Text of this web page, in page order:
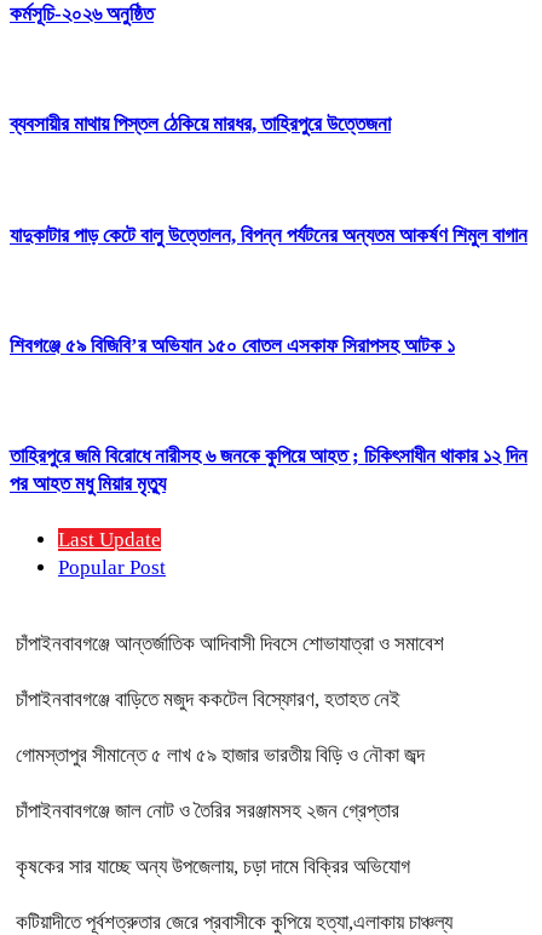
কর্মসূচি-২০২৬ অনুষ্ঠিত
ব্যবসায়ীর মাথায় পিস্তল ঠেকিয়ে মারধর, তাহিরপুরে উত্তেজনা
যাদুকাটার পাড় কেটে বালু উত্তোলন, বিপন্ন পর্যটনের অন্যতম আকর্ষণ শিমুল বাগান
শিবগঞ্জে ৫৯ বিজিবি’র অভিযান ১৫০ বোতল এসকাফ সিরাপসহ আটক ১
তাহিরপুরে জমি বিরোধে নারীসহ ৬ জনকে কুপিয়ে আহত ; চিকিৎসাধীন থাকার ১২ দিন
পর আহত মধু মিয়ার মৃত্যু
Last Update
Popular Post
চাঁপাইনবাবগঞ্জে আন্তর্জাতিক আদিবাসী দিবসে শোভাযাত্রা ও সমাবেশ
চাঁপাইনবাবগঞ্জে বাড়িতে মজুদ ককটেল বিস্ফোরণ, হতাহত নেই
গোমস্তাপুর সীমান্তে ৫ লাখ ৫৯ হাজার ভারতীয় বিড়ি ও নৌকা জব্দ
চাঁপাইনবাবগঞ্জে জাল নোট ও তৈরির সরঞ্জামসহ ২জন গ্রেপ্তার
কৃষকের সার যাচ্ছে অন্য উপজেলায়, চড়া দামে বিক্রির অভিযোগ
কটিয়াদীতে পূর্বশত্রুতার জেরে প্রবাসীকে কুপিয়ে হত্যা,এলাকায় চাঞ্চল্য